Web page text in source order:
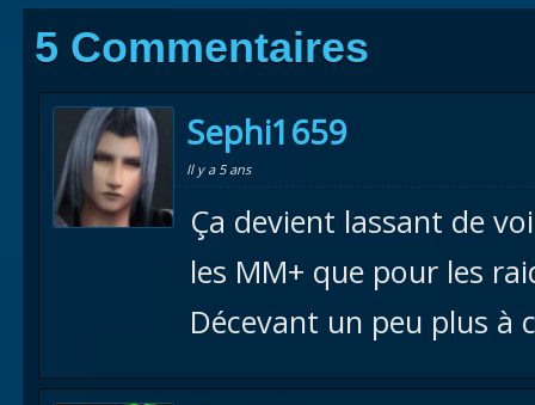
5 Commentaires
Sephi1659
Il y a 5 ans
Ça devient lassant de
les MM+ que pour les
Décevant un peu plus à